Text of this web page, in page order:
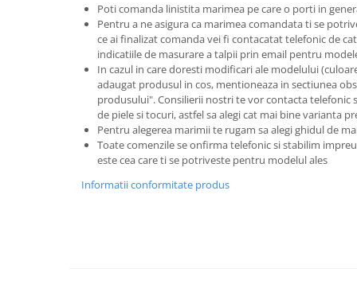
Poti comanda linistita marimea pe care o porti in
Pentru a ne asigura ca marimea comandata ti se
ce ai finalizat comanda vei fi contacatat telefonic de
indicatiile de masurare a talpii prin email pentru
In cazul in care doresti modificari ale modelului
adaugat produsul in cos, mentioneaza in sectiunea
produsului". Consilierii nostri te vor contacta telefonic
de piele si tocuri, astfel sa alegi cat mai bine varianta
Pentru alegerea marimii te rugam sa alegi ghidul de
Toate comenzile se onfirma telefonic si stabilim
este cea care ti se potriveste pentru modelul ales
Informatii conformitate produs